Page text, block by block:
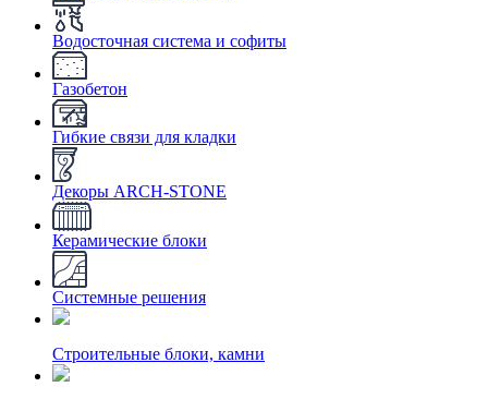
Водосточная система и софиты
Газобетон
Гибкие связи для кладки
Декоры ARCH-STONE
Керамические блоки
Системные решения
Строительные блоки, камни